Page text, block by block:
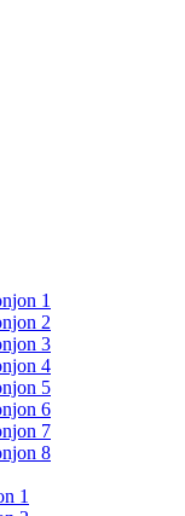
1
2
3
4
5
6
7
8
1